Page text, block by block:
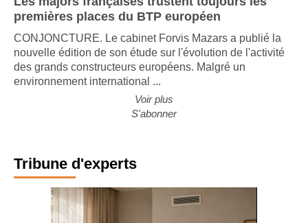
premières places du BTP européen
CONJONCTURE. Le cabinet Forvis Mazars a publié la
nouvelle édition de son étude sur l'évolution de l'activité
des grands constructeurs européens. Malgré un
environnement international ...
Voir plus
S'abonner
Tribune d'experts